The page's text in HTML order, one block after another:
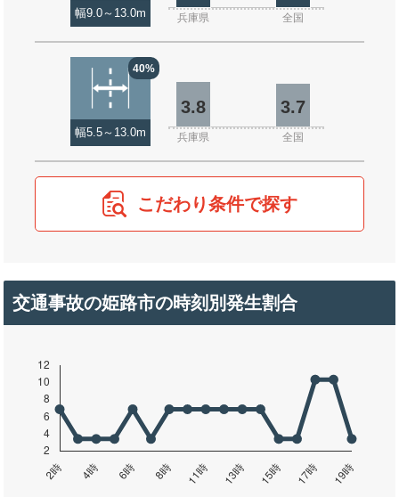
幅9.0～13.0m 兵庫県 全国
40%
幅5.5～13.0m
3.8 3.7
兵庫県 全国
こだわり条件で探す
交通事故の姫路市の時刻別発生割合